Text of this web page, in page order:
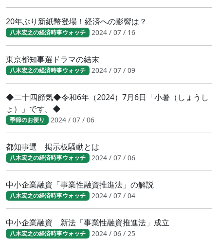
20年ぶり新紙幣登場！経済への影響は？
八木宏之の経済時事ウォッチ 2024 / 07 / 16
東京都知事選ドラマの結末
八木宏之の経済時事ウォッチ 2024 / 07 / 09
◆二十四節気◆令和6年（2024）7月6日「小暑（しょうし
ょ）」です。◆
季節のお便り 2024 / 07 / 06
都知事選 掲示板騒動とは
八木宏之の経済時事ウォッチ 2024 / 07 / 06
中小企業融資「事業性融資推進法」の解説
八木宏之の経済時事ウォッチ 2024 / 07 / 04
中小企業融資 新法「事業性融資推進法」成立
八木宏之の経済時事ウォッチ 2024 / 06 / 25